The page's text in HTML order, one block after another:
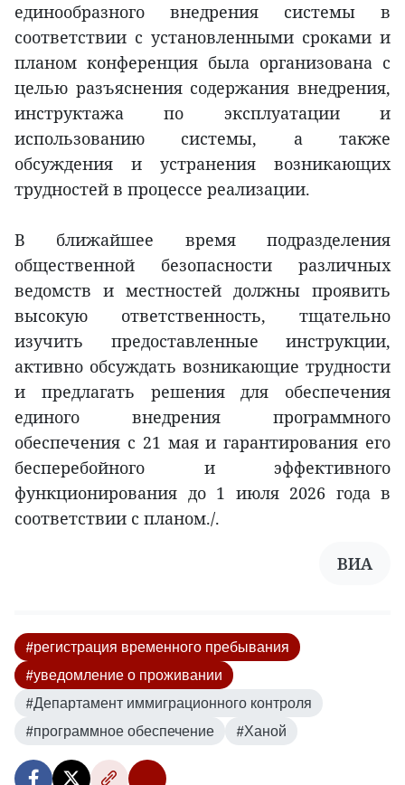
единообразного внедрения системы в
соответствии с установленными сроками и
планом конференция была организована с
целью разъяснения содержания внедрения,
инструктажа по эксплуатации и
использованию системы, а также
обсуждения и устранения возникающих
трудностей в процессе реализации.
В ближайшее время подразделения
общественной безопасности различных
ведомств и местностей должны проявить
высокую ответственность, тщательно
изучить предоставленные инструкции,
активно обсуждать возникающие трудности
и предлагать решения для обеспечения
единого внедрения программного
обеспечения с 21 мая и гарантирования его
бесперебойного и эффективного
функционирования до 1 июля 2026 года в
соответствии с планом./.
ВИА
#регистрация временного пребывания
#уведомление о проживании
#Департамент иммиграционного контроля
#программное обеспечение
#Ханой